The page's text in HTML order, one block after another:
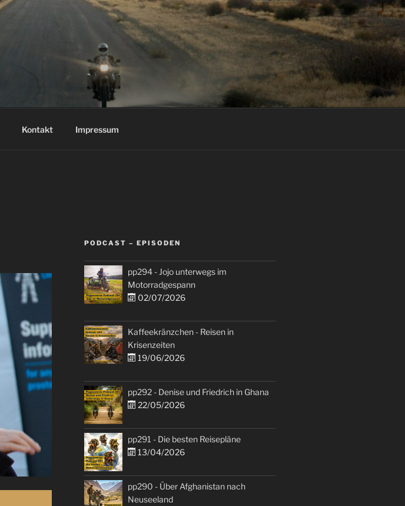
Kontakt Impressum
PODCAST – EPISODEN
pp294 - Jojo unterwegs im
Motorradgespann
02/07/2026
Kaffeekränzchen - Reisen in
Krisenzeiten
19/06/2026
pp292 - Denise und Friedrich in Ghana
22/05/2026
pp291 - Die besten Reisepläne
13/04/2026
pp290 - Über Afghanistan nach
Neuseeland